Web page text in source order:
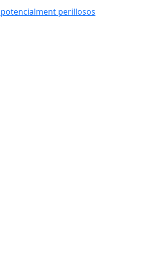
perillosos